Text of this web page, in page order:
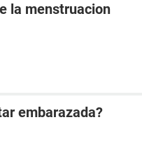
la menstruacion
embarazada?